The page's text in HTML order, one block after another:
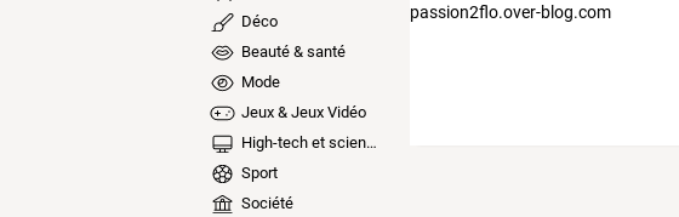
Déco
Beauté & santé
Mode
Jeux & Jeux Vidéo
High-tech et sciences
Sport
Société